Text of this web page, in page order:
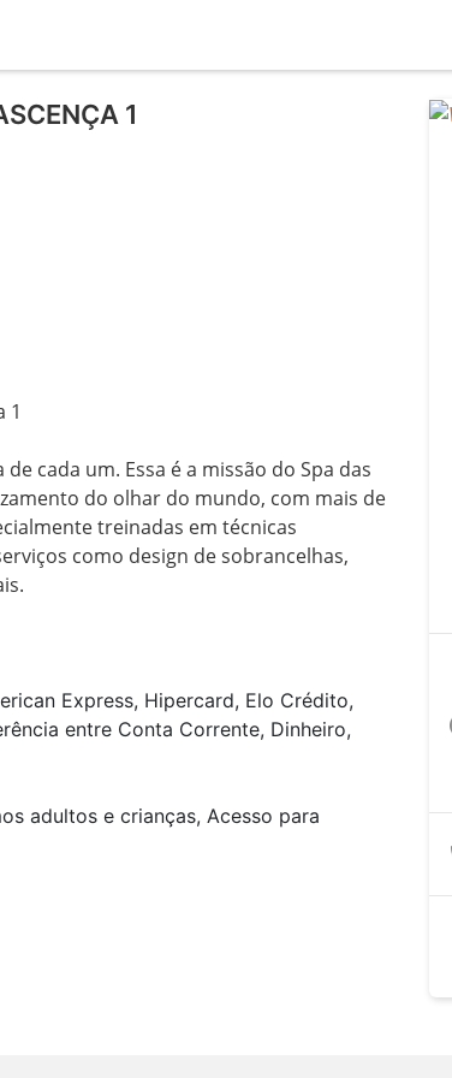
1
1
cada um. Essa é a missão do Spa das
do olhar do mundo, com mais de
treinadas em técnicas
como design de sobrancelhas,
Express, Hipercard, Elo Crédito,
entre Conta Corrente, Dinheiro,
adultos e crianças, Acesso para